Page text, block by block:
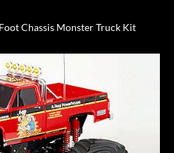
Chassis Monster Truck Kit